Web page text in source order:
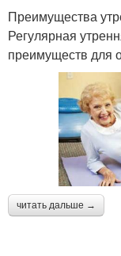
Преимущества
Регулярная
преимуществ для
читать дальше →